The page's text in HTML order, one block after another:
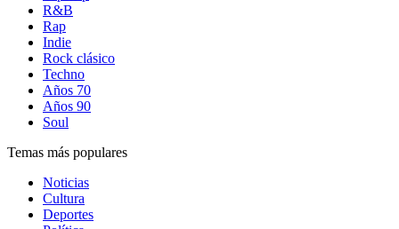
R&B
Rap
Indie
Rock clásico
Techno
Años 70
Años 90
Soul
Temas más populares
Noticias
Cultura
Deportes